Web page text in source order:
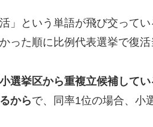
」という単語が飛び交って
った順に比例代表選挙で復
選挙区から重複立候補して
からで、同率1位の場合、小